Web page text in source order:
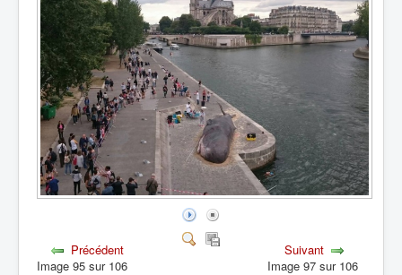
Précédent
Image 95 sur 106
Suivant
Image 97 sur 106